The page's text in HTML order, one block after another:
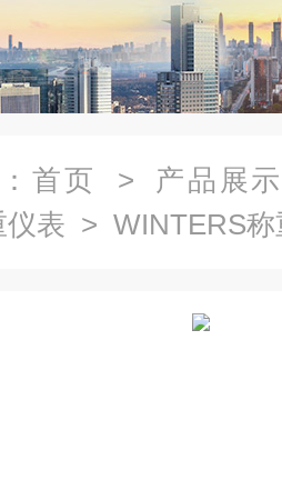
首页 > 产品展示
仪表 > WINTERS称